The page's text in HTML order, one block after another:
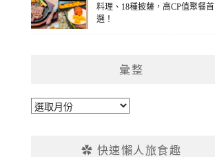
料理、18種披薩，高CP值聚餐首
選！
彙整
彙
✿ 快速懶人旅食趣